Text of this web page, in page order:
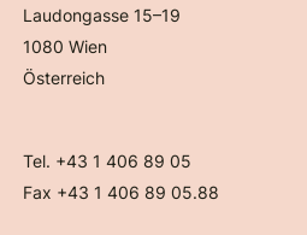
Laudongasse 15–19
1080 Wien
Österreich
Tel. +43 1 406 89 05
Fax +43 1 406 89 05.88